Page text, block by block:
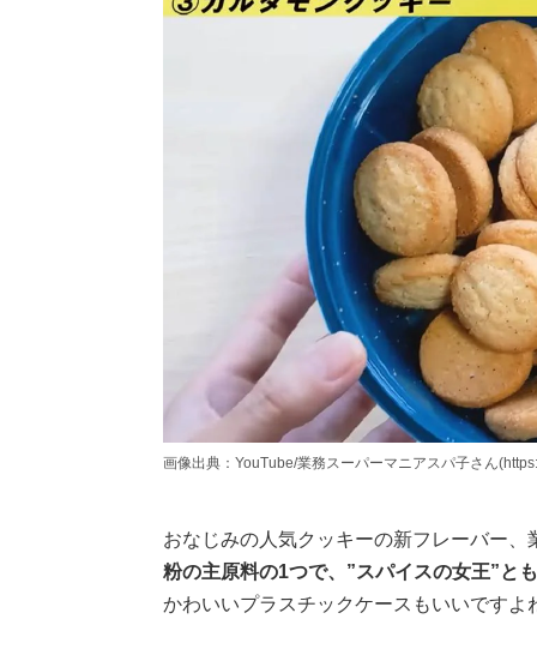
画像出典：YouTube/業務スーパーマニアスパ子さん
おなじみの人気クッキーの新フレーバー、
粉の主原料の1つで、”スパイスの女王”と
かわいいプラスチックケースもいいですよ